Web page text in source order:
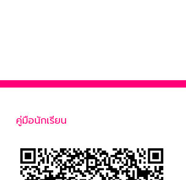
คู่มือนักเรียน